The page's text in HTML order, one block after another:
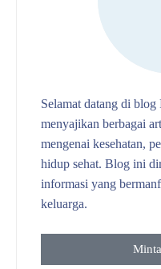
Selamat datang di
menyajikan berbagai
mengenai kesehatan,
hidup sehat. Blog ini
informasi yang
keluarga.